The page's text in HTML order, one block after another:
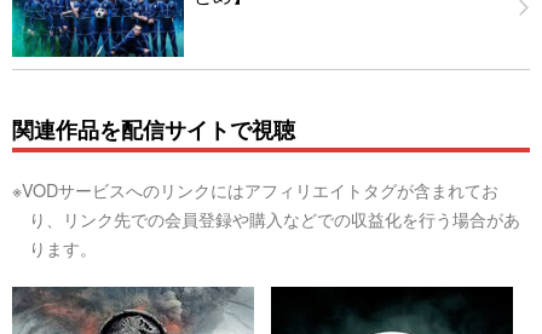
関連作品を配信サイトで視聴
※VODサービスへのリンクにはアフィリエイトタグが含まれてお
り、リンク先での会員登録や購入などでの収益化を行う場合があ
ります。